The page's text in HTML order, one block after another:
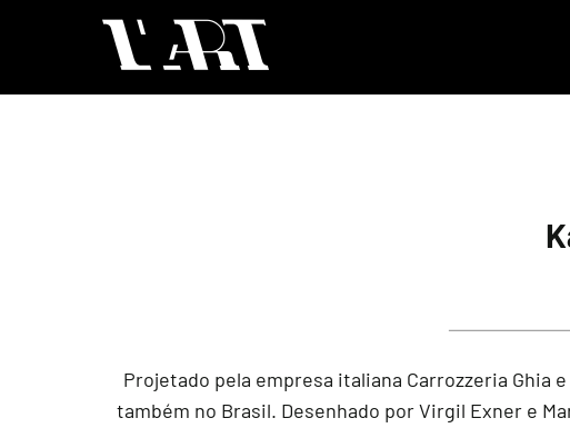
Projetado pela empresa italiana Carrozzeria Ghia
também no Brasil. Desenhado por Virgil Exner e